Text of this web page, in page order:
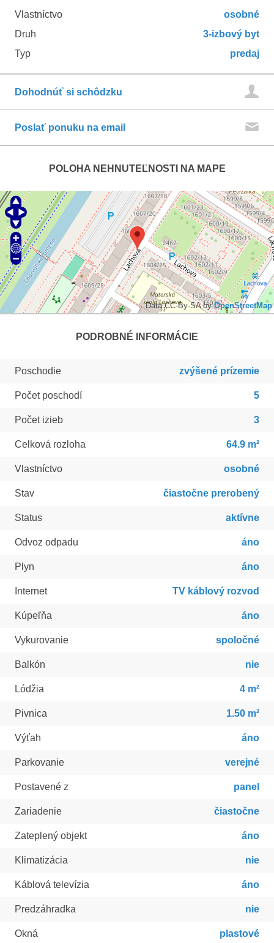
Vlastníctvo
osobné
Druh
3-izbový byt
Typ
predaj
Dohodnúť si schôdzku
Poslať ponuku na email
POLOHA NEHNUTEĽNOSTI NA MAPE
Data CC-By-SA byOpenStreetMap
PODROBNÉ INFORMÁCIE
Poschodie zvýšené prízemie
Počet poschodí 5
Počet izieb 3
Celková rozloha 64.9 m²
Vlastníctvo osobné
Stav čiastočne prerobený
Status aktívne
Odvoz odpadu áno
Plyn áno
Internet TV káblový rozvod
Kúpeľňa áno
Vykurovanie spoločné
Balkón nie
Lódžia 4 m²
Pivnica 1.50 m²
Výťah áno
Parkovanie verejné
Postavené z panel
Zariadenie čiastočne
Zateplený objekt áno
Klimatizácia nie
Káblová televízia áno
Predzáhradka nie
Okná plastové